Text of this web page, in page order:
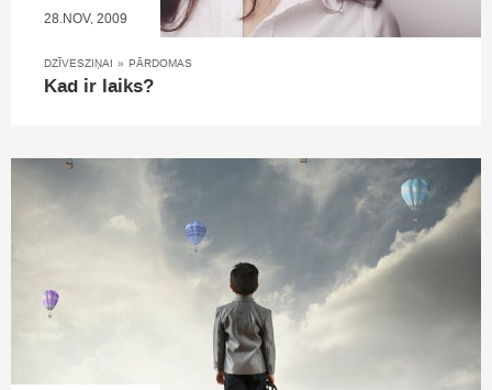
28.NOV, 2009
DZĪVESZIŅAI » PĀRDOMAS
Kad ir laiks?